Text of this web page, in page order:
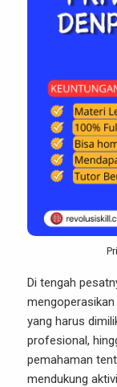
Di tengah
yang harus
profesional,
pemahaman
mendukung